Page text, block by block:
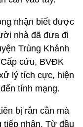
nhận biết được
nhà đã đưa đi
Trùng Khánh
cứu, BVĐK
lý tích cực, hiện
tính mạng.
bị rắn cắn mà
tiếp nhận. Từ đầu